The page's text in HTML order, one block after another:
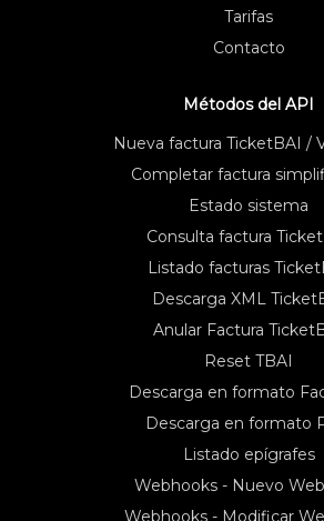
Tarifas
Contacto
Métodos del API
Nueva factura TicketBAI /
Completar factura
Estado sistema
Consulta factura
Listado facturas
Descarga XML
Anular Factura
Reset TBAI
Descarga en formato
Descarga en formato
Listado epígrafes
Webhooks - Nuevo
Webhooks - Modificar